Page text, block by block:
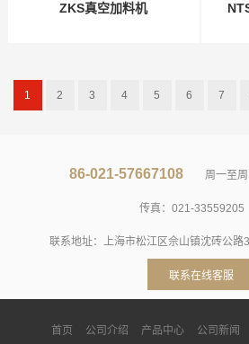
ZKS真空加料机
1 2 3 4 5 6 7
86-021-57667108 周一至
传真：021-33559205
联系地址：上海市松江区佘山镇沈砖公路
联系在线客服
首页 公司介绍 产品中心 公司新闻